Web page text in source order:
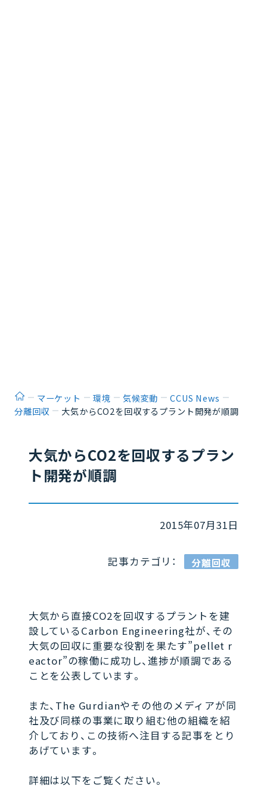
ホームマーケット 環境 気候変動
CCUS News
分離回収
大気からCO2を回収するプラント開発が順調
大気からCO2を回収するプラン
ト開発が順調
2015年07月31日
記事カテゴリ： 分離回収
大気から直接CO2を回収するプラントを建
設しているCarbon Engineering社が、その
大気の回収に重要な役割を果たす”pellet r
eactor”の稼働に成功し、進捗が順調である
ことを公表しています。
また、The Gurdianやその他のメディアが同
社及び同様の事業に取り組む他の組織を紹
介しており、この技術へ注目する記事をとり
あげています。
詳細は以下をご覧ください。